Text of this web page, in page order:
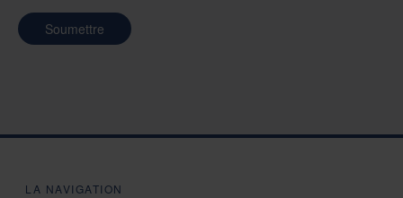
Soumettre
LA NAVIGATION